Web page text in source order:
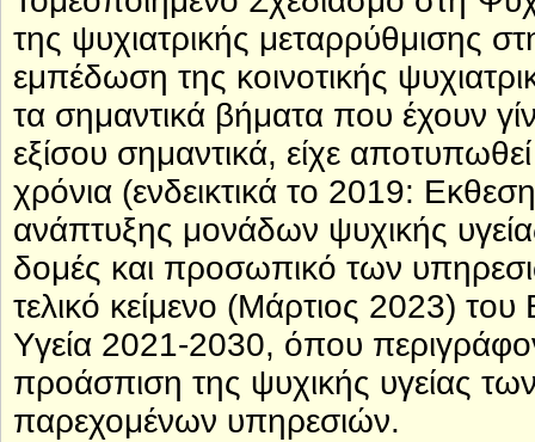
της ψυχιατρικής μεταρρύθμισης
εμπέδωση της κοινοτικής
τα σημαντικά βήματα που έχουν
εξίσου σημαντικά, είχε
χρόνια (ενδεικτικά το 2019:
ανάπτυξης μονάδων ψυχικής
δομές και προσωπικό των
τελικό κείμενο (Μάρτιος 2023)
Υγεία 2021-2030, όπου
προάσπιση της ψυχικής υγείας
παρεχομένων υπηρεσιών.